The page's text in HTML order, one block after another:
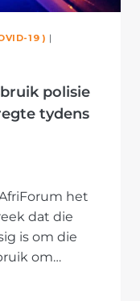
19 ) |
polisie
tydens
het
dat die
is om die
om…